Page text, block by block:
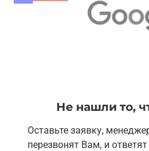
Не нашли то,
Оставьте заявку,
перезвонят Вам, и